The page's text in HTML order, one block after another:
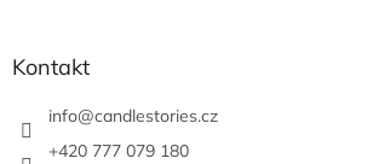
Kontakt
info@candlestories.cz
+420 777 079 180